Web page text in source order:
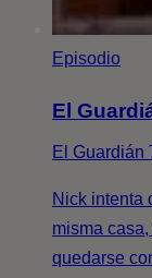
Episodio
El
El Guardián
Nick intenta
misma
quedarse